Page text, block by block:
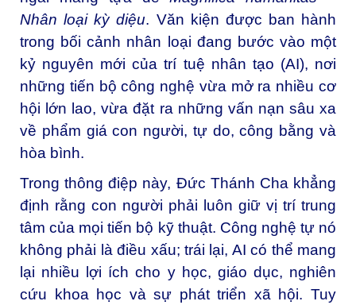
Nhân loại kỳ diệu. Văn kiện được ban hành
trong bối cảnh nhân loại đang bước vào một
kỷ nguyên mới của trí tuệ nhân tạo (AI), nơi
những tiến bộ công nghệ vừa mở ra nhiều cơ
hội lớn lao, vừa đặt ra những vấn nạn sâu xa
về phẩm giá con người, tự do, công bằng và
hòa bình.
Trong thông điệp này, Đức Thánh Cha khẳng
định rằng con người phải luôn giữ vị trí trung
tâm của mọi tiến bộ kỹ thuật. Công nghệ tự nó
không phải là điều xấu; trái lại, AI có thể mang
lại nhiều lợi ích cho y học, giáo dục, nghiên
cứu khoa học và sự phát triển xã hội. Tuy